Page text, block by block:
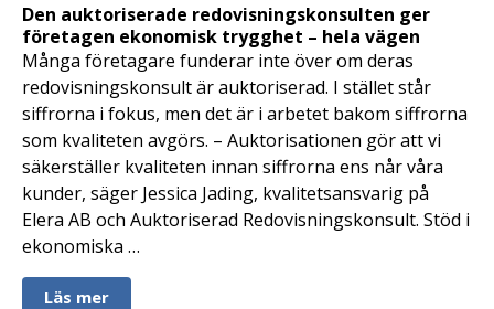
Den auktoriserade redovisningskonsulten ger
företagen ekonomisk trygghet – hela vägen
Många företagare funderar inte över om deras
redovisningskonsult är auktoriserad. I stället står
siffrorna i fokus, men det är i arbetet bakom siffrorna
som kvaliteten avgörs. – Auktorisationen gör att vi
säkerställer kvaliteten innan siffrorna ens når våra
kunder, säger Jessica Jading, kvalitetsansvarig på
Elera AB och Auktoriserad Redovisningskonsult. Stöd i
ekonomiska …
Läs mer